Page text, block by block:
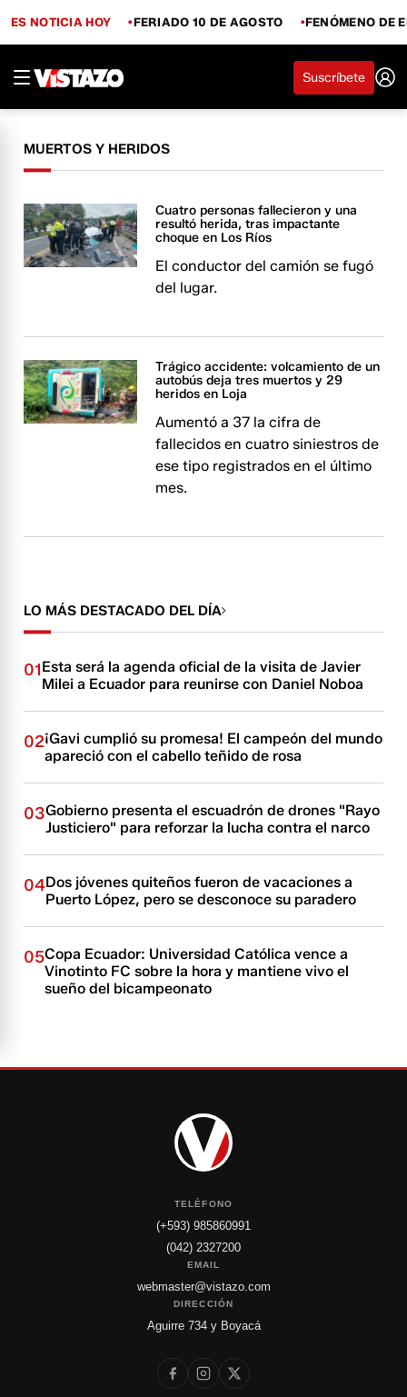
ES NOTICIA HOY FERIADO 10 DE AGOSTO FENÓMENO DE
Suscríbete
MUERTOS Y HERIDOS
Cuatro personas fallecieron y una
resultó herida, tras impactante
choque en Los Ríos
El conductor del camión se fugó
del lugar.
Trágico accidente: volcamiento de un
autobús deja tres muertos y 29
heridos en Loja
Aumentó a 37 la cifra de
fallecidos en cuatro siniestros de
ese tipo registrados en el último
mes.
LO MÁS DESTACADO DEL DÍA
01Esta será la agenda oficial de la visita de Javier
Milei a Ecuador para reunirse con Daniel Noboa
02¡Gavi cumplió su promesa! El campeón del mundo
apareció con el cabello teñido de rosa
03Gobierno presenta el escuadrón de drones "Rayo
Justiciero" para reforzar la lucha contra el narco
04Dos jóvenes quiteños fueron de vacaciones a
Puerto López, pero se desconoce su paradero
05Copa Ecuador: Universidad Católica vence a
Vinotinto FC sobre la hora y mantiene vivo el
sueño del bicampeonato
TELÉFONO
(+593) 985860991
(042) 2327200
EMAIL
webmaster@vistazo.com
DIRECCIÓN
Aguirre 734 y Boyacá